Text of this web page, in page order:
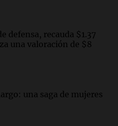
defensa, recauda $1.37
una valoración de $8
una saga de mujeres